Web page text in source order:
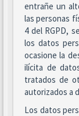
entrañe un
las personas
4 del RGPD,
los datos
ocasione la
ilícita de
tratados de
autorizados a
Los datos